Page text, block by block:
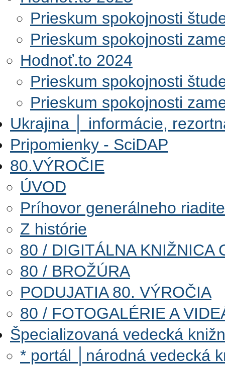
Prieskum spokojnosti
Prieskum spokojnosti
Hodnoť.to 2024
Prieskum spokojnosti
Prieskum spokojnosti
Ukrajina │ informácie,
Pripomienky - SciDAP
80.VÝROČIE
ÚVOD
Príhovor generálneho
Z histórie
80 / DIGITÁLNA KNIŽNICA
80 / BROŽÚRA
PODUJATIA 80. VÝROČIA
80 / FOTOGALÉRIE A
Špecializovaná vedecká
* portál │národná vedecká